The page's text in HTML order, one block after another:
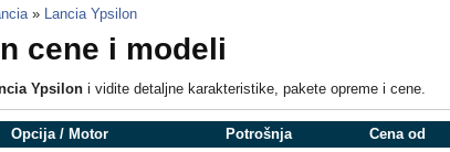
» Lancia Ypsilon
cene i modeli
Ypsilon i vidite detaljne karakteristike, pakete opreme i cene.
Opcija / Motor Potrošnja Cena od